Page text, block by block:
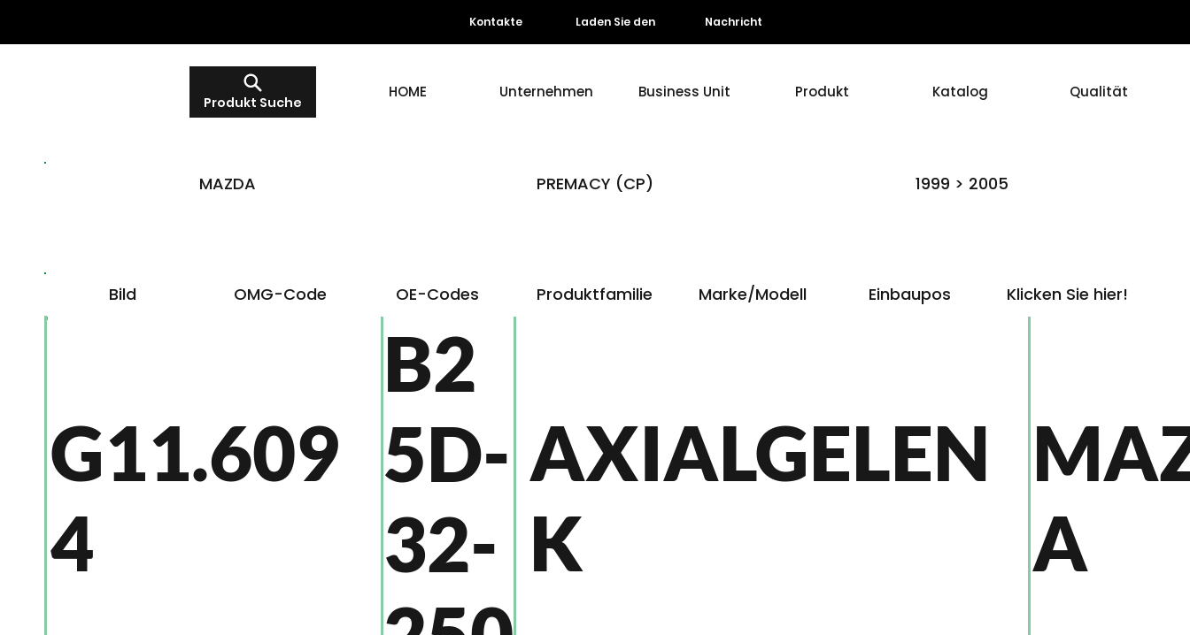
HOME Unternehmen Business Unit Produkt Katalog Qualität
Produkt Suche
Kontakte Laden Sie den Nachricht
Bild OMG-Code OE-Codes Produktfamilie Marke/Modell Einbaupos Klicken Sie hier!
G11.609
4
B2
5D-
32-
AXIALGELEN
K
A
MAZDA PREMACY (CP) 1999 > 2005